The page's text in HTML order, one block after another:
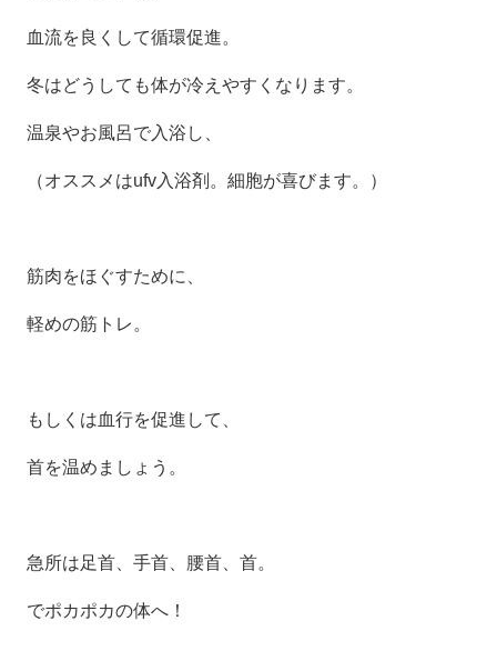
血流を良くして循環促進。
冬はどうしても体が冷えやすくなります。
温泉やお風呂で入浴し、
（オススメはufv入浴剤。細胞が喜びます。）
筋肉をほぐすために、
軽めの筋トレ。
もしくは血行を促進して、
首を温めましょう。
急所は足首、手首、腰首、首。
でポカポカの体へ！